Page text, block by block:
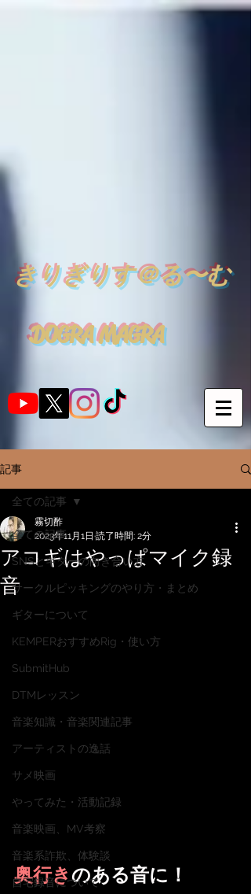
きりぎりす＠る〜む
DOGRA MAGRA
記事
全ての記事
SNSとギターの向き合い方
サークルピッキングのやり方・まとめ
ギターについて
KEMPERおすすめRig・使い方
SubmitHub
DTMレッスン
音楽知識・音楽関連記事
アーティストの逸話
サメ映画
やってみた・活動記録
音楽映画、MV考察
音楽系詐欺、体験談
自宅録音について
全ての記事
アコギはやっぱマイク録
音
霧切酢
2023年11月1日 読了時間: 2分
奥行きのある音に！